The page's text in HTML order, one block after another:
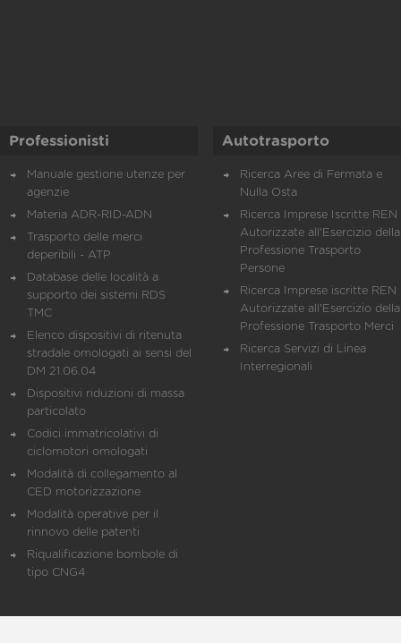
Professionisti
Manuale gestione utenze per
agenzie
Materia ADR-RID-ADN
Trasporto delle merci
deperibili - ATP
Database delle località a
supporto dei sistemi RDS
TMC
Elenco dispositivi di ritenuta
stradale omologati ai sensi del
DM 21.06.04
Dispositivi riduzioni di massa
particolato
Codici immatricolativi di
ciclomotori omologati
Modalità di collegamento al
CED motorizzazione
Modalità operative per il
rinnovo delle patenti
Riqualificazione bombole di
tipo CNG4
Autotrasporto
Ricerca Aree di Fermata e
Nulla Osta
Ricerca Imprese Iscritte REN
Autorizzate all'Esercizio della
Professione Trasporto
Persone
Ricerca Imprese iscritte REN
Autorizzate all'Esercizio della
Professione Trasporto Merci
Ricerca Servizi di Linea
Interregionali